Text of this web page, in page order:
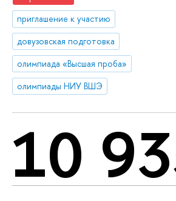
приглашение к участию
довузовская подготовка
олимпиада «Высшая проба»
олимпиады НИУ ВШЭ
10